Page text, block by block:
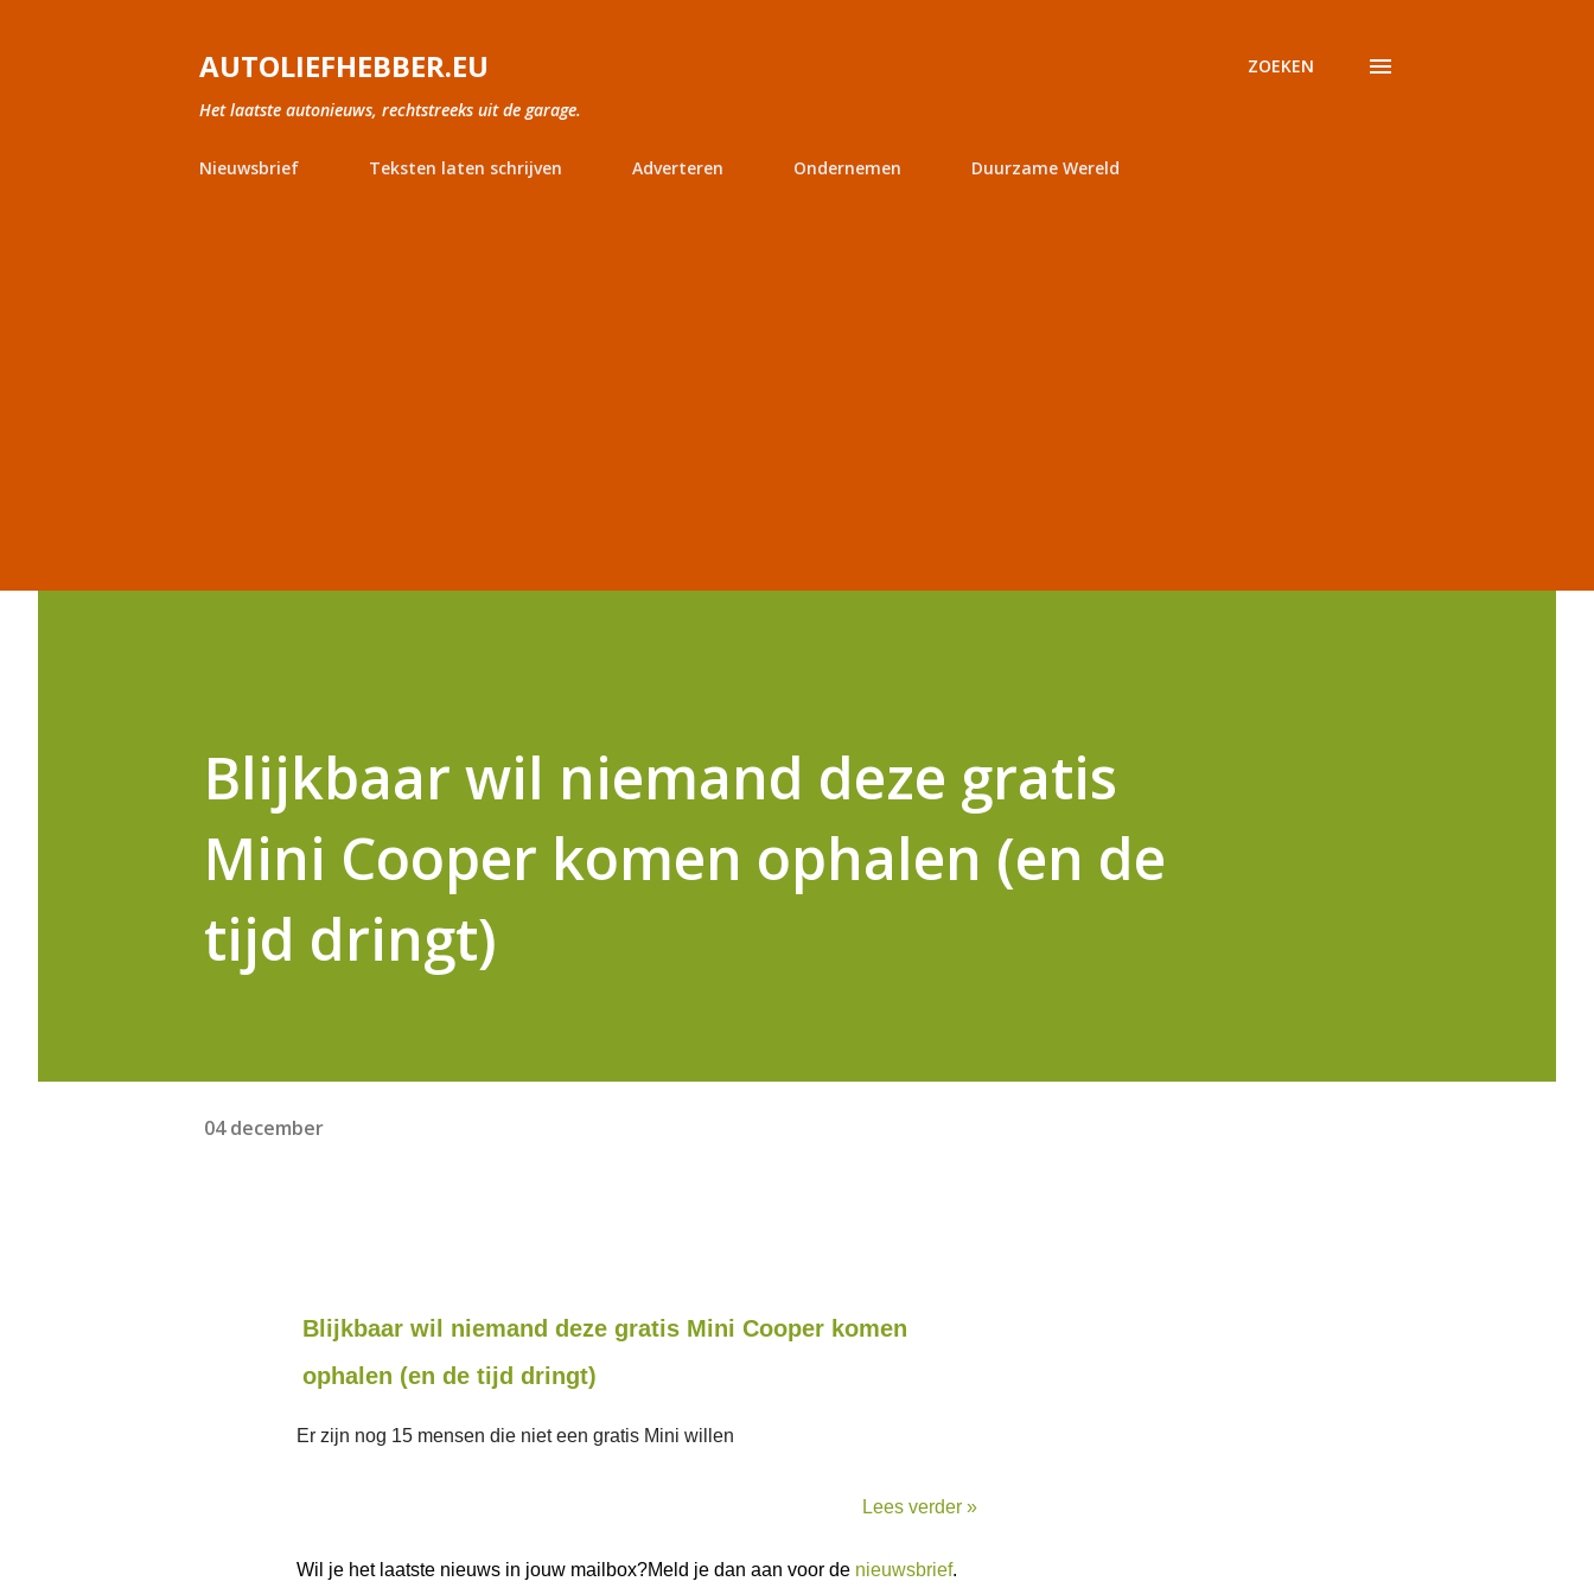
AUTOLIEFHEBBER.EU
Het laatste autonieuws, rechtstreeks uit de garage.
ZOEKEN
Nieuwsbrief Teksten laten schrijven Adverteren Ondernemen Duurzame Wereld
Blijkbaar wil niemand deze gratis
Mini Cooper komen ophalen (en de
tijd dringt)
04 december
Blijkbaar wil niemand deze gratis Mini Cooper komen
ophalen (en de tijd dringt)
Er zijn nog 15 mensen die niet een gratis Mini willen
Lees verder »
Wil je het laatste nieuws in jouw mailbox?Meld je dan aan voor de nieuwsbrief.